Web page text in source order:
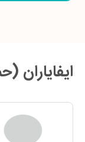
ایفایاران